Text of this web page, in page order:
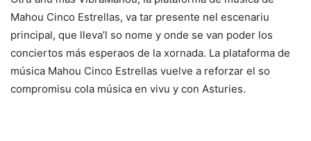
Mahou Cinco Estrellas, va tar presente nel escenariu
principal, que lleva’l so nome y onde se van poder los
conciertos más esperaos de la xornada. La plataforma de
música Mahou Cinco Estrellas vuelve a reforzar el so
compromisu cola música en vivu y con Asturies.